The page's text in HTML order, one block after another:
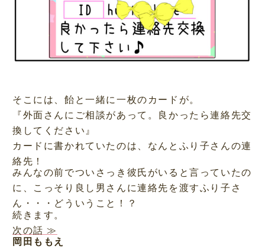
そこには、飴と一緒に一枚のカードが。
『外面さんにご相談があって。良かったら連絡先交
換してください』
カードに書かれていたのは、なんとふり子さんの連
絡先！
みんなの前でついさっき彼氏がいると言っていたの
に、こっそり良し男さんに連絡先を渡すふり子さ
ん・・・どういうこと！？
続きます。
次の話 ≫
岡田ももえ